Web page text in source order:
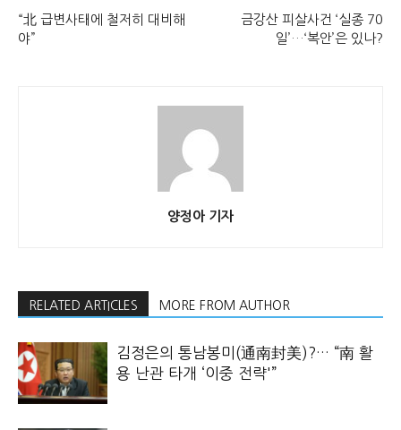
“北 급변사태에 철저히 대비해
야”
금강산 피살사건 ‘실종 70
일’…‘복안’은 있나?
양정아 기자
RELATED ARTICLES MORE FROM AUTHOR
김정은의 통남봉미(通南封美)?… “南 활
용 난관 타개 ‘이중 전략'”